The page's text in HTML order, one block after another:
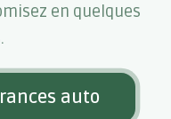
en quelques
auto